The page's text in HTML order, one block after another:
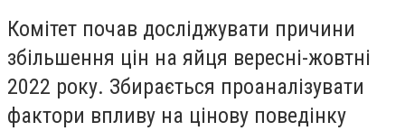
Комітет почав досліджувати причини
збільшення цін на яйця вересні-жовтні
2022 року. Збирається проаналізувати
фактори впливу на цінову поведінку